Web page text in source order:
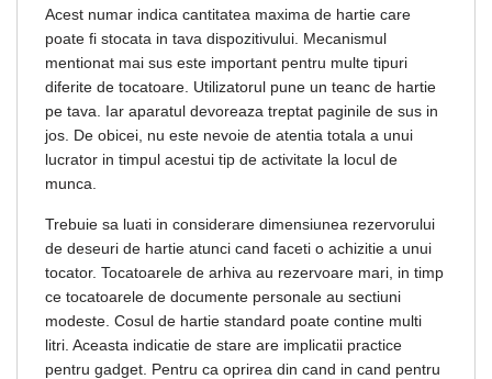
Acest numar indica cantitatea maxima de hartie care
poate fi stocata in tava dispozitivului. Mecanismul
mentionat mai sus este important pentru multe tipuri
diferite de tocatoare. Utilizatorul pune un teanc de hartie
pe tava. Iar aparatul devoreaza treptat paginile de sus in
jos. De obicei, nu este nevoie de atentia totala a unui
lucrator in timpul acestui tip de activitate la locul de
munca.
Trebuie sa luati in considerare dimensiunea rezervorului
de deseuri de hartie atunci cand faceti o achizitie a unui
tocator. Tocatoarele de arhiva au rezervoare mari, in timp
ce tocatoarele de documente personale au sectiuni
modeste. Cosul de hartie standard poate contine multi
litri. Aceasta indicatie de stare are implicatii practice
pentru gadget. Pentru ca oprirea din cand in cand pentru